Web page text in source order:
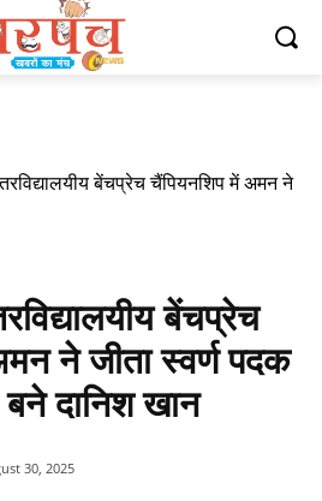
बेंचप्रेच चैंपियन​शिप में अमन ने
बेंचप्रेच
ने जीता स्वर्ण पदक
दानिश खान
30, 2025